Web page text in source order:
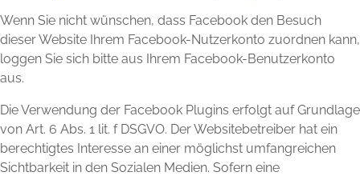
Wenn Sie nicht wünschen, dass Facebook den Besuch
dieser Website Ihrem Facebook-Nutzerkonto zuordnen kann,
loggen Sie sich bitte aus Ihrem Facebook-Benutzerkonto
aus.
Die Verwendung der Facebook Plugins erfolgt auf Grundlage
von Art. 6 Abs. 1 lit. f DSGVO. Der Websitebetreiber hat ein
berechtigtes Interesse an einer möglichst umfangreichen
Sichtbarkeit in den Sozialen Medien. Sofern eine